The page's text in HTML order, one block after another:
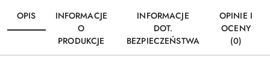
OPIS
INFORMACJE
O
PRODUKCJE
INFORMACJE
DOT.
BEZPIECZEŃSTWA
OPINIE I
OCENY
(0)